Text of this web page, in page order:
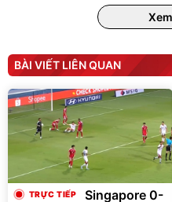
Vali Bamozo Khung Nhôm
9066 Size 20/24/28 Cao
Flash Sale
BÀI VIẾT LIÊN QUAN